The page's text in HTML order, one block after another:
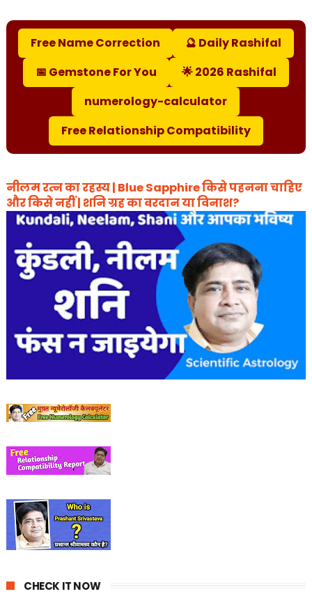
Free Name Correction
🔮 Daily Rashifal
📅 Gemstone For You
🌟 2026 Rashifal
numerology-calculator
Free Relationship Compatibility
नीलम रत्न का रहस्य | Blue Sapphire किसे पहनना चाहिए
और किसे नहीं | शनि ग्रह का वरदान या विनाश?
CHECK IT NOW